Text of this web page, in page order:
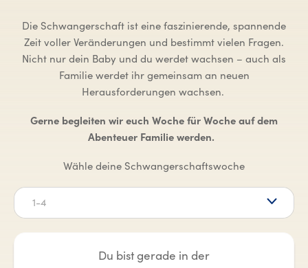
Die Schwangerschaft ist eine faszinierende, spannende
Zeit voller Veränderungen und bestimmt vielen Fragen.
Nicht nur dein Baby und du werdet wachsen – auch als
Familie werdet ihr gemeinsam an neuen
Herausforderungen wachsen.
Gerne begleiten wir euch Woche für Woche auf dem
Abenteuer Familie werden.
Wähle deine Schwangerschaftswoche
1-4
Du bist gerade in der